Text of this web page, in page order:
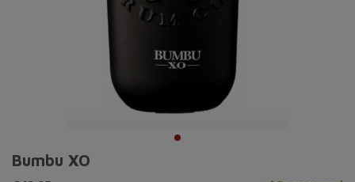
Bumbu XO